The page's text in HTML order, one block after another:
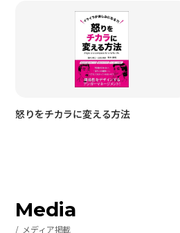
怒りをチカラに変える方法
Media
メディア掲載